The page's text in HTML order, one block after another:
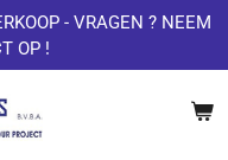
- VRAGEN ? NEEM
OP !